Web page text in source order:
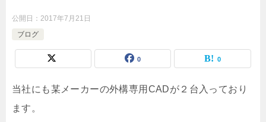
公開日： 2017年7月21日
ブログ
0 0
当社にも某メーカーの外構専用CADが２台入っており
ます。